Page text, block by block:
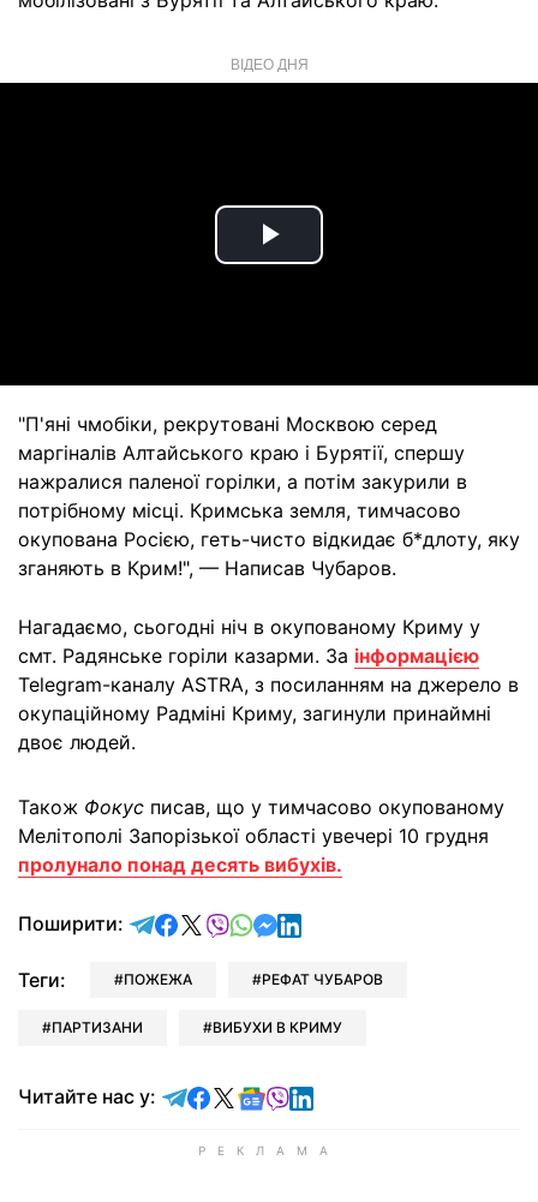
ВІДЕО ДНЯ
Play
"П'яні чмобіки, рекрутовані Москвою серед
маргіналів Алтайського краю і Бурятії, спершу
нажралися паленої горілки, а потім закурили в
потрібному місці. Кримська земля, тимчасово
окупована Росією, геть-чисто відкидає б*длоту, яку
зганяють в Крим!", — Написав Чубаров.
Нагадаємо, сьогодні ніч в окупованому Криму у
смт. Радянське горіли казарми. За інформацією
Telegram-каналу ASTRA, з посиланням на джерело в
окупаційному Радміні Криму, загинули принаймні
двоє людей.
Також Фокус писав, що у тимчасово окупованому
Мелітополі Запорізької області увечері 10 грудня
пролунало понад десять вибухів.
Поширити: відправити у Telegram
поділитись у Facebook
поділитись у X
відправити у Viber
відправити у Whatsapp
відправити у Messenger
відправити у LinkedIn
Теги: ПОЖЕЖА РЕФАТ ЧУБАРОВ
ПАРТИЗАНИ ВИБУХИ В КРИМУ
Читайте нас у: Читайте у Telegram
Читайте у Facebook
Читайте у X
Читайте у Google news
Читайте у Viber
Читайте у LinkedIn